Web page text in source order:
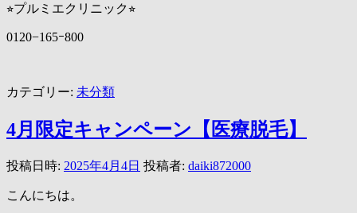
⭐︎プルミエクリニック⭐︎
0120−165ｰ800
カテゴリー: 未分類
4月限定キャンペーン【医療脱毛】
投稿日時: 2025年4月4日 投稿者: daiki872000
こんにちは。